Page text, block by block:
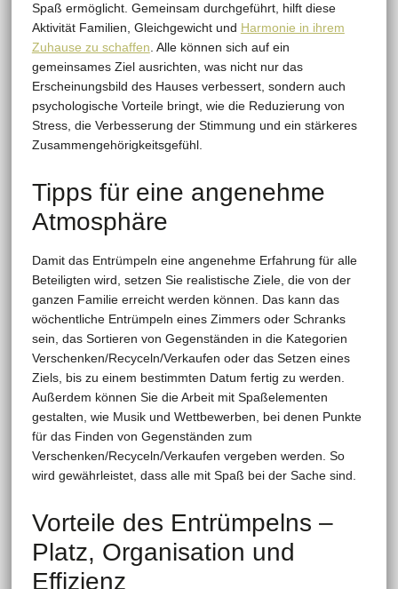
Spaß ermöglicht. Gemeinsam durchgeführt, hilft diese
Aktivität Familien, Gleichgewicht und Harmonie in ihrem
Zuhause zu schaffen . Alle können sich auf ein
gemeinsames Ziel ausrichten, was nicht nur das
Erscheinungsbild des Hauses verbessert, sondern auch
psychologische Vorteile bringt, wie die Reduzierung von
Stress, die Verbesserung der Stimmung und ein stärkeres
Zusammengehörigkeitsgefühl.
Tipps für eine angenehme
Atmosphäre
Damit das Entrümpeln eine angenehme Erfahrung für alle
Beteiligten wird, setzen Sie realistische Ziele, die von der
ganzen Familie erreicht werden können. Das kann das
wöchentliche Entrümpeln eines Zimmers oder Schranks
sein, das Sortieren von Gegenständen in die Kategorien
Verschenken/Recyceln/Verkaufen oder das Setzen eines
Ziels, bis zu einem bestimmten Datum fertig zu werden.
Außerdem können Sie die Arbeit mit Spaßelementen
gestalten, wie Musik und Wettbewerben, bei denen Punkte
für das Finden von Gegenständen zum
Verschenken/Recyceln/Verkaufen vergeben werden. So
wird gewährleistet, dass alle mit Spaß bei der Sache sind.
Vorteile des Entrümpelns –
Platz, Organisation und
Effizienz